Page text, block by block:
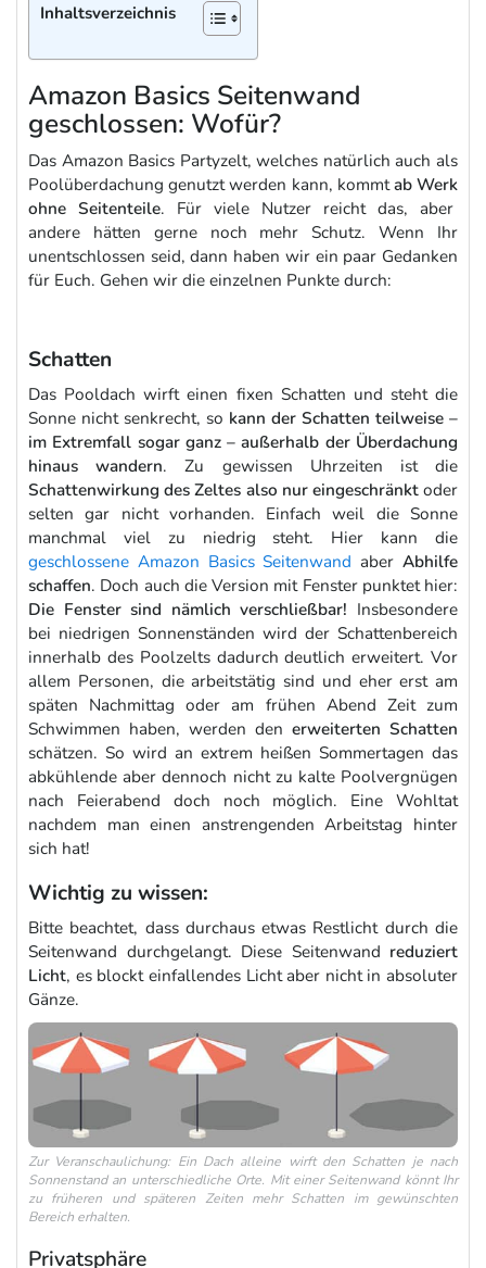
Inhaltsverzeichnis
Amazon Basics Seitenwand
geschlossen: Wofür?
Das Amazon Basics Partyzelt, welches natürlich auch als
Poolüberdachung genutzt werden kann, kommtab Werk
ohne Seitenteile. Für viele Nutzer reicht das, aber
andere hätten gerne noch mehr Schutz. Wenn Ihr
unentschlossen seid, dann haben wir ein paar Gedanken
für Euch. Gehen wir die einzelnen Punkte durch:
Schatten
Das Pooldach wirft einen fixen Schatten und steht die
Sonne nicht senkrecht, so kann der Schatten teilweise –
im Extremfall sogar ganz – außerhalb der Überdachung
hinaus wandern. Zu gewissen Uhrzeiten ist die
Schattenwirkung des Zeltes also nur eingeschränktoder
selten gar nicht vorhanden. Einfach weil die Sonne
manchmal viel zu niedrig steht. Hier kann die
geschlossene Amazon Basics Seitenwand aberAbhilfe
schaffen. Doch auch die Version mit Fenster punktet hier:
Die Fenster sind nämlich verschließbar! Insbesondere
bei niedrigen Sonnenständen wird der Schattenbereich
innerhalb des Poolzelts dadurch deutlich erweitert. Vor
allem Personen, die arbeitstätig sind und eher erst am
späten Nachmittag oder am frühen Abend Zeit zum
Schwimmen haben, werden den erweiterten Schatten
schätzen. So wird an extrem heißen Sommertagen das
abkühlende aber dennoch nicht zu kalte Poolvergnügen
nach Feierabend doch noch möglich. Eine Wohltat
nachdem man einen anstrengenden Arbeitstag hinter
sich hat!
Wichtig zu wissen:
Bitte beachtet, dass durchaus etwas Restlicht durch die
Seitenwand durchgelangt. Diese Seitenwand reduziert
Licht, es blockt einfallendes Licht aber nicht in absoluter
Gänze.
Zur Veranschaulichung: Ein Dach alleine wirft den Schatten je nach
Sonnenstand an unterschiedliche Orte. Mit einer Seitenwand könnt Ihr
zu früheren und späteren Zeiten mehr Schatten im gewünschten
Bereich erhalten.
Privatsphäre